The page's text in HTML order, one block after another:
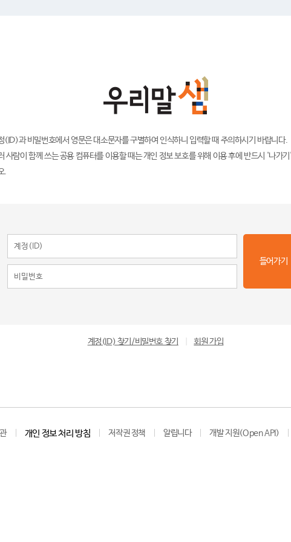
(ID)과 비밀번호에서 영문은 대소문자를 구별하여 인식하니 입력할 때 주의하시기 바랍니다.
사람이 함께 쓰는 공용 컴퓨터를 이용할 때는 개인 정보 보호를 위해 이용 후에 반드시 '나가
.
들어가기
계정(ID) 찾기/비밀번호 찾기 회원 가입
개인 정보 처리 방침 저작권 정책 알립니다 개발 지원(Open API)